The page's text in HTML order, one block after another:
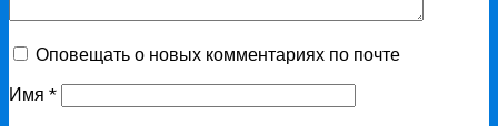
Оповещать о новых комментариях по почте
Имя *